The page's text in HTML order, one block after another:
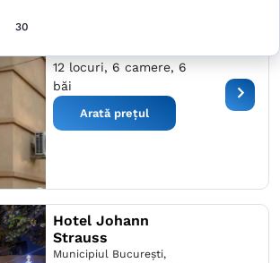
12 locuri, 6 camere, 6
băi
Arată prețul
Hotel Johann
Strauss
Municipiul București,
30